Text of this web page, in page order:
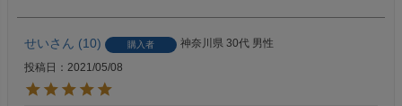
せい 10 購入者 神奈川県 30代 男性
投稿日
2021/05/08